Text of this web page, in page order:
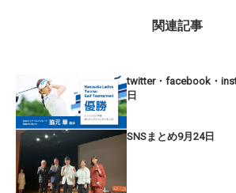
関連記事
twitter・facebook・
日
SNSまとめ9月24日